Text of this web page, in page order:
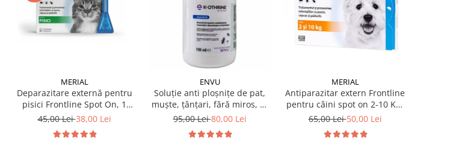
MERIAL
Deparazitare externă pentru
pisici Frontline Spot On, 1
pipetă
45,00 Lei38,00 Lei
ENVU
Soluție anti ploșnițe de pat,
muște, țânțari, fără miros, K-
OTHRINE SC 7.5 Flow 100 ml
95,00 Lei80,00 Lei
MERIAL
Antiparazitar extern Frontline
pentru câini spot on 2-10 KG,
1 pipetă
65,00 Lei50,00 Lei